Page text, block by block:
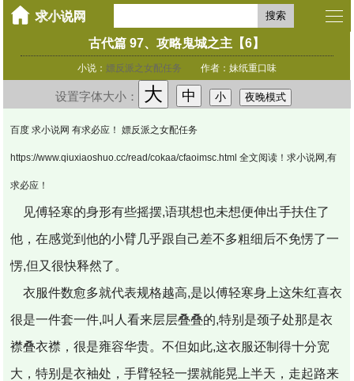
搜索
古代篇 97、攻略鬼城之主【6】
小说： 嫖反派之女配任务 作者：妹纸重口味
设置字体大小： 大 中 小 夜晚模式
百度 求小说网 有求必应！ 嫖反派之女配任务
https://www.qiuxiaoshuo.cc/read/cokaa/cfaoimsc.html 全文阅读！求小说网,有
求必应！
见傅轻寒的身形有些摇摆,语琪想也未想便伸出手扶住了
他，在感觉到他的小臂几乎跟自己差不多粗细后不免愣了一
愣,但又很快释然了。
衣服件数愈多就代表规格越高,是以傅轻寒身上这朱红喜衣
很是一件套一件,叫人看来层层叠叠的,特别是颈子处那是衣
襟叠衣襟，很是雍容华贵。不但如此,这衣服还制得十分宽
大，特别是衣袖处，手臂轻轻一摆就能晃上半天，走起路来